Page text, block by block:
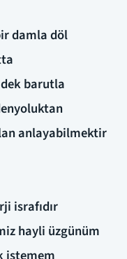
damla döl
barutla
anlayabilmektir
israfıdır
hayli üzgünüm
istemem